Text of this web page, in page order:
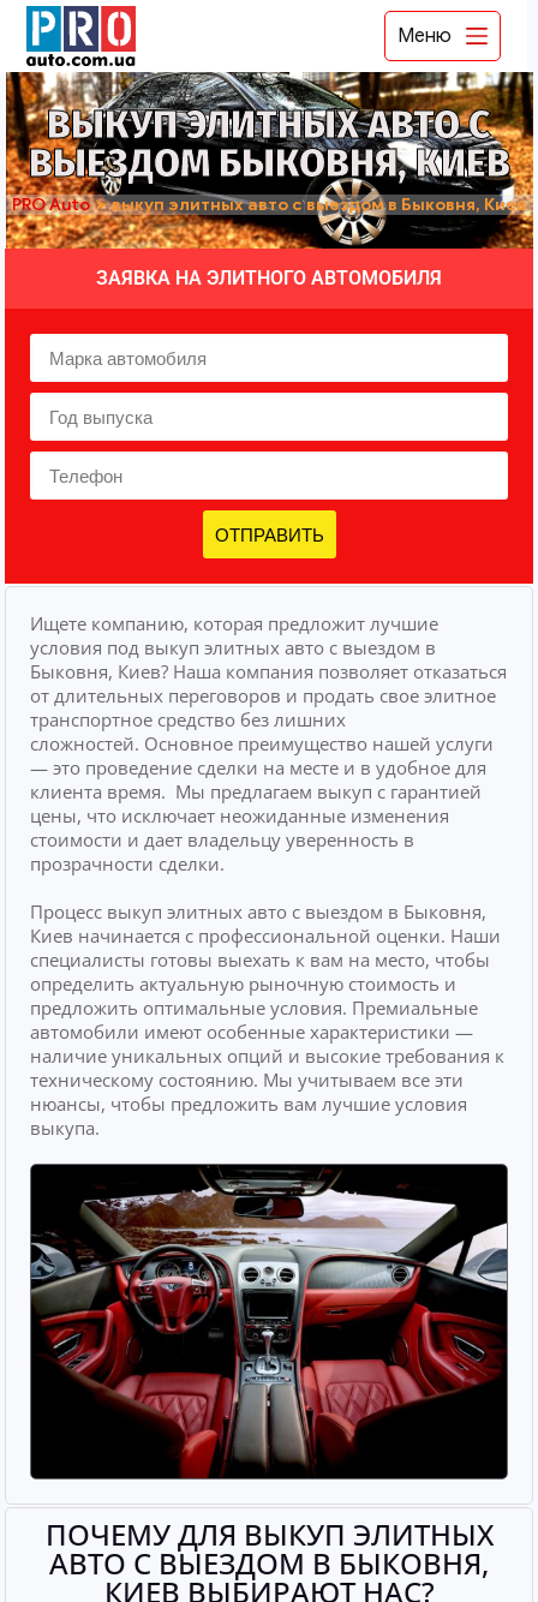
Меню
ВЫКУП ЭЛИТНЫХ АВТО С
ВЫЕЗДОМ БЫКОВНЯ, КИЕВ
PRO Auto➤выкуп элитных авто с выездом в Быковня, Киев
ЗАЯВКА НА ЭЛИТНОГО АВТОМОБИЛЯ
ОТПРАВИТЬ
Ищете компанию, которая предложит лучшие
условия под выкуп элитных авто с выездом в
Быковня, Киев? Наша компания позволяет отказаться
от длительных переговоров и продать свое элитное
транспортное средство без лишних
сложностей. Основное преимущество нашей услуги
— это проведение сделки на месте и в удобное для
клиента время. Мы предлагаем выкуп с гарантией
цены, что исключает неожиданные изменения
стоимости и дает владельцу уверенность в
прозрачности сделки.
Процесс выкуп элитных авто с выездом в Быковня,
Киев начинается с профессиональной оценки. Наши
специалисты готовы выехать к вам на место, чтобы
определить актуальную рыночную стоимость и
предложить оптимальные условия. Премиальные
автомобили имеют особенные характеристики —
наличие уникальных опций и высокие требования к
техническому состоянию. Мы учитываем все эти
нюансы, чтобы предложить вам лучшие условия
выкупа.
ПОЧЕМУ ДЛЯ ВЫКУП ЭЛИТНЫХ
АВТО С ВЫЕЗДОМ В БЫКОВНЯ,
КИЕВ ВЫБИРАЮТ НАС?